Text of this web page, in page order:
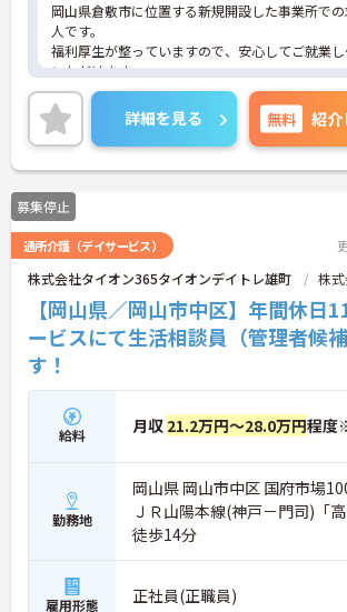
岡山県倉敷市に位置する新規開設した事業所での
人です。
福利厚生が整っていますので、安心してご就業し
いただけます。
夜勤なし！残業はほぼなしとプライベートとの
が立てやすいです！
ご興味のある方には、面接対策ポイントなど、さ
に詳細をお話しいたしますので、お気軽にご相
ださい。
詳細を見る 無料 紹介
募集停止
通所介護（デイサービス）
株式会社タイオン365タイオンデイトレ雄町 株
【岡山県／岡山市中区】年間休
ービスにて生活相談員（管理者候
す！
給料 月収 21.2万円～28.0万円程度
勤務地
岡山県 岡山市中区 国府市場
ＪＲ山陽本線(神戸－門司)「高
徒歩14分
雇用形態 正社員(正職員)